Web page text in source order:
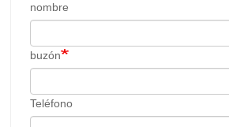
nombre
buzón
Teléfono